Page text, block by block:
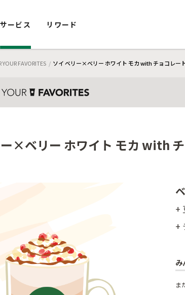
サービス リワード
YOUR FAVORITES ソイ ベリー×ベリー ホワイト モカ with チョコレー
×ベリー ホワイト モカ with チ
+
+
み
ま